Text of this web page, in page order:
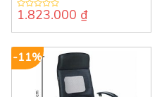
0
of
1.823.000 ₫
-11%